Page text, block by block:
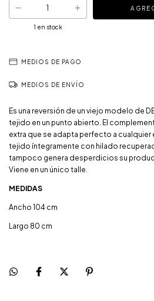
1 en stock
MEDIOS DE PAGO
MEDIOS DE ENVÍO
Es una reversión de un viejo modelo de
tejido en un punto abierto. El
extra que se adapta perfecto a cualquier
tejido íntegramente con hilado
tampoco genera desperdicios su
Viene en un único talle.
MEDIDAS
Ancho 104 cm
Largo 80 cm